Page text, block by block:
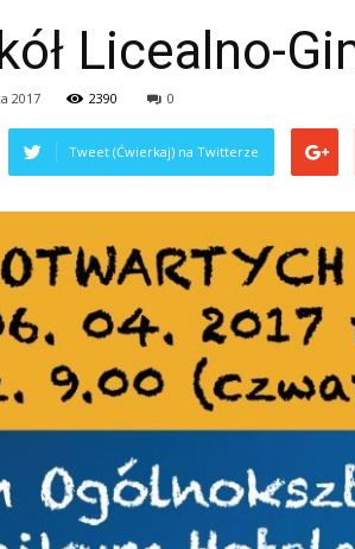
Licealno-
2017 2390 0
Tweet (Ćwierkaj) na Twitterze